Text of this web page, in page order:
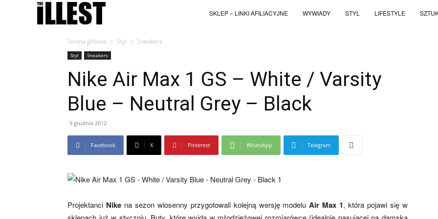
SKLEP – LINKI AFILIACYJNE WYWIADY STYL LIFESTYLE
Strona główna Styl Sneakers
Styl Sneakers
Nike Air Max 1 GS – White / Varsity
Blue – Neutral Grey – Black
9 grudnia 2012
Facebook X Pinterest WhatsApp Telegram
Projektanci Nikena sezon wiosenny przygotowali kolejną wersję modelu Air Max 1, która pojawi się w